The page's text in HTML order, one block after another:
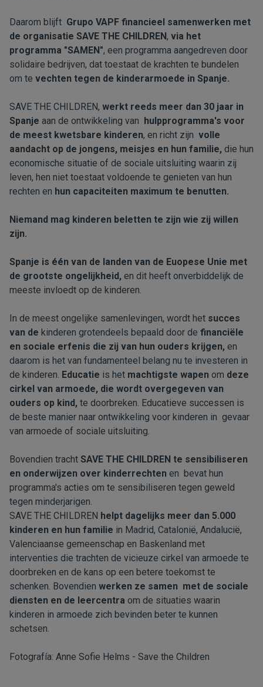
Daarom blijft Grupo VAPF financieel samenwerken met
de organisatie SAVE THE CHILDREN, via het
programma "SAMEN", een programma aangedreven door
solidaire bedrijven, dat toestaat de krachten te bundelen
om te vechten tegen de kinderarmoede in Spanje.
SAVE THE CHILDREN, werkt reeds meer dan 30 jaar in
Spanje aan de ontwikkeling van hulpprogramma's voor
de meest kwetsbare kinderen, en richt zijn volle
aandacht op de jongens, meisjes en hun familie, die hun
economische situatie of de sociale uitsluiting waarin zij
leven, hen niet toestaat voldoende te genieten van hun
rechten en hun capaciteiten maximum te benutten.
Niemand mag kinderen beletten te zijn wie zij willen
zijn.
Spanje is één van de landen van de Euopese Unie met
de grootste ongelijkheid, en dit heeft onverbiddelijk de
meeste invloedt op de kinderen.
In de meest ongelijke samenlevingen, wordt het succes
van de kinderen grotendeels bepaald door de financiële
en sociale erfenis die zij van hun ouders krijgen, en
daarom is het van fundamenteel belang nu te investeren in
de kinderen. Educatie is het machtigste wapen om deze
cirkel van armoede, die wordt overgegeven van
ouders op kind, te doorbreken. Educatieve successen is
de beste manier naar ontwikkeling voor kinderen in gevaar
van armoede of sociale uitsluiting.
Bovendien tracht SAVE THE CHILDREN te sensibiliseren
en onderwijzen over kinderrechten en bevat hun
programma's acties om te sensibiliseren tegen geweld
tegen minderjarigen.
SAVE THE CHILDREN helpt dagelijks meer dan 5.000
kinderen en hun familie in Madrid, Catalonië, Andalucië,
Valenciaanse gemeenschap en Baskenland met
interventies die trachten de vicieuze cirkel van armoede te
doorbreken en de kans op een betere toekomst te
schenken. Bovendien werken ze samen met de sociale
diensten en de leercentra om de situaties waarin
kinderen in armoede zich bevinden beter te kunnen
schetsen.
Fotografía: Anne Sofie Helms - Save the Children